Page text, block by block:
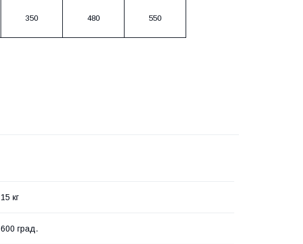
350 480 550
15 кг
600 град.